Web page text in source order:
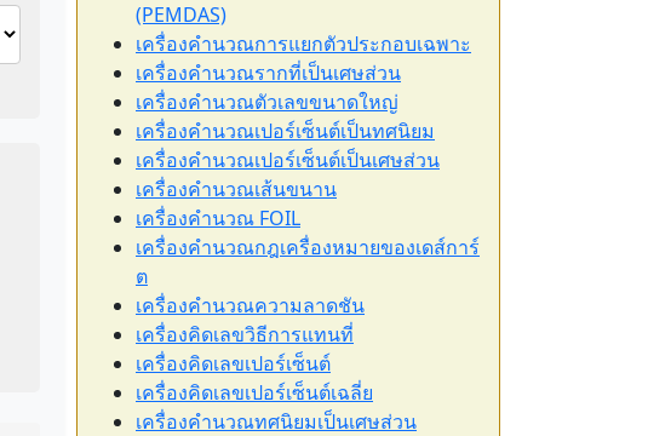
(PEMDAS)
เครื่องคำนวณการแยกตัวประกอบเฉพาะ
เครื่องคำนวณรากที่เป็นเศษส่วน
เครื่องคำนวณตัวเลขขนาดใหญ่
เครื่องคำนวณเปอร์เซ็นต์เป็นทศนิยม
เครื่องคำนวณเปอร์เซ็นต์เป็นเศษส่วน
เครื่องคำนวณเส้นขนาน
เครื่องคำนวณ FOIL
เครื่องคำนวณกฎเครื่องหมายของเดส์การ์
ต
เครื่องคำนวณความลาดชัน
เครื่องคิดเลขวิธีการแทนที่
เครื่องคิดเลขเปอร์เซ็นต์
เครื่องคิดเลขเปอร์เซ็นต์เฉลี่ย
เครื่องคำนวณทศนิยมเป็นเศษส่วน